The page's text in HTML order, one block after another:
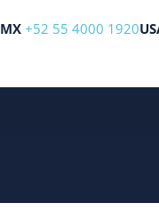
MX +52 55 4000 1920